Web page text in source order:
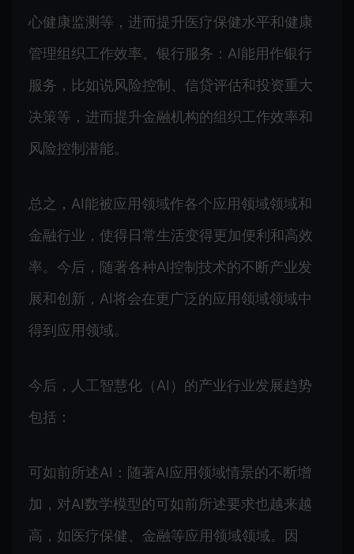
心健康监测等，进而提升医疗保健水平和健康
管理组织工作效率。银行服务：AI能用作银行
服务，比如说风险控制、信贷评估和投资重大
决策等，进而提升金融机构的组织工作效率和
风险控制潜能。
总之，AI能被应用领域作各个应用领域领域和
金融行业，使得日常生活变得更加便利和高效
率。今后，随著各种AI控制技术的不断产业发
展和创新，AI将会在更广泛的应用领域领域中
得到应用领域。
今后，人工智慧化（AI）的产业行业发展趋势
包括：
可如前所述AI：随著AI应用领域情景的不断增
加，对AI数学模型的可如前所述要求也越来越
高，如医疗保健、金融等应用领域领域。因